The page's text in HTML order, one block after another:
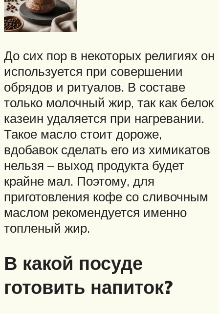
До сих пор в некоторых религиях он
используется при совершении
обрядов и ритуалов. В составе
только молочный жир, так как белок
казеин удаляется при нагревании.
Такое масло стоит дороже,
вдобавок сделать его из химикатов
нельзя – выход продукта будет
крайне мал. Поэтому, для
приготовления кофе со сливочным
маслом рекомендуется именно
топленый жир.
В какой посуде
готовить напиток?